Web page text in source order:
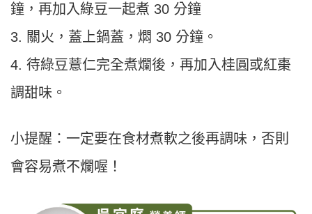
鐘，再加入綠豆一起煮 30 分鐘
3. 關火，蓋上鍋蓋，燜 30 分鐘。
4. 待綠豆薏仁完全煮爛後，再加入桂圓或紅棗
調甜味。
小提醒：一定要在食材煮軟之後再調味，否則
會容易煮不爛喔！